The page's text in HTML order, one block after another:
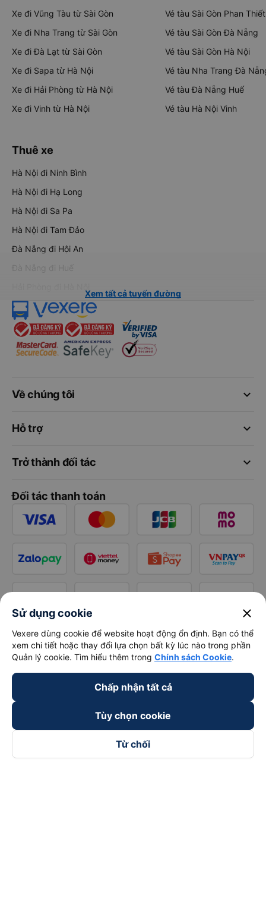
Xe đi Vũng Tàu từ Sài Gòn
Xe đi Nha Trang từ Sài Gòn
Xe đi Đà Lạt từ Sài Gòn
Xe đi Sapa từ Hà Nội
Xe đi Hải Phòng từ Hà Nội
Xe đi Vinh từ Hà Nội
Vé tàu Sài Gòn Phan Thiết
Vé tàu Sài Gòn Đà Nẵng
Vé tàu Sài Gòn Hà Nội
Vé tàu Nha Trang Đà
Vé tàu Đà Nẵng Huế
Vé tàu Hà Nội Vinh
Thuê xe
Hà Nội đi Ninh Bình
Hà Nội đi Hạ Long
Hà Nội đi Sa Pa
Hà Nội đi Tam Đảo
Đà Nẵng đi Hội An
Đà Nẵng đi Huế
Xem tất cả tuyến đường
keyboard_arrow_down
Về chúng tôi
keyboard_arrow_down
Hỗ trợ
keyboard_arrow_down
Trở thành đối tác
Đối tác thanh toán
Sử dụng cookie close
Vexere dùng cookie để website hoạt động ổn định. Bạn có thể
xem chi tiết hoặc thay đổi lựa chọn bất kỳ lúc nào trong phần
Quản lý cookie. Tìm hiểu thêm trong Chính sách Cookie.
Chấp nhận tất cả
Tùy chọn cookie
Từ chối